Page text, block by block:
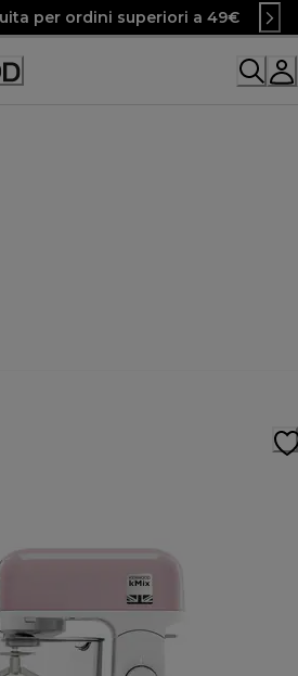
per ordini superiori a 49€